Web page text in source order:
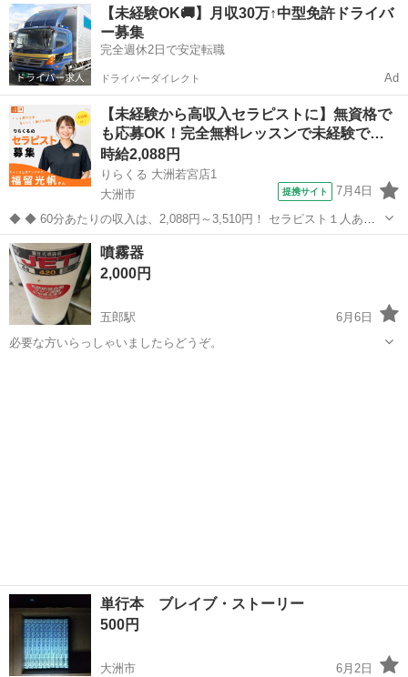
として 小物入れ等〜
愛媛 大洲市 その他 プランター
【未経験OK🚚】月収30万↑中型免許ドライバ
ー募集
完全週休2日で安定転職
ドライバーダイレクト Ad
【未経験から高収入セラピストに】無資格で
も応募OK！完全無料レッスンで未経験で…
時給2,088円
りらくる 大洲若宮店1
大洲市
提携サイト 7月4日
◆ ◆ 60分あたりの収入は、2,088円～3,510円！ セラピスト１人あた
りの施術数がコロナ禍前と比べて1.3倍に増加！ 一生モノの技術を身に
付けてしっかり稼ぐなら今がチャンス！ ★応募後の流れ★詳細欄もご
覧下さい...
愛媛 大洲市 セラピスト
噴霧器
2,000円
五郎駅
6月6日
必要な方いらっしゃいましたらどうぞ。
単行本 ブレイブ・ストーリー
500円
大洲市
6月2日